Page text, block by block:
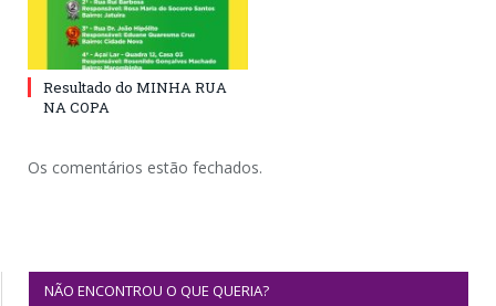
Resultado do MINHA RUA
NA COPA
Os comentários estão fechados.
NÃO ENCONTROU O QUE QUERIA?